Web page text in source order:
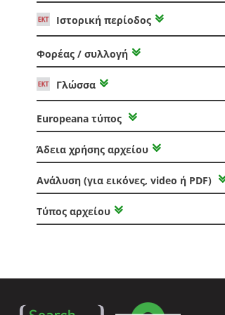
Ιστορική περίοδος
Φορέας / συλλογή
Γλώσσα
Europeana τύπος
Άδεια χρήσης αρχείου
Ανάλυση (για εικόνες, video ή PDF)
Τύπος αρχείου